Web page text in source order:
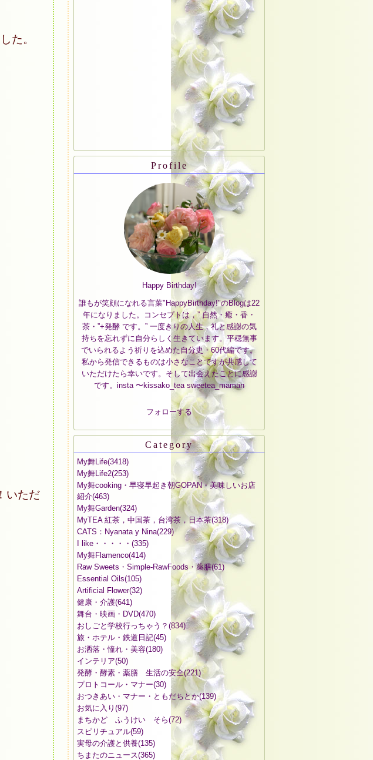
た。
いただ
Profile
Happy Birthday!
誰もが笑顔になれる言葉"HappyBirthday!"のBlogは22
年になりました。コンセプトは，” 自然・癒・香・
茶・”+発酵 です。” 一度きりの人生，礼と感謝の気
持ちを忘れずに自分らしく生きています。平穏無事
でいられるよう祈りを込めた自分史・60代編です。
私から発信できるものは小さなことですが共感して
いただけたら幸いです。そして出会えたことに感謝
です。insta 〜kissako_tea sweetea_maman
フォローする
Category
My舞Life(3418)
My舞Life2(253)
My舞cooking・早寝早起き朝GOPAN・美味しいお店
紹介(463)
My舞Garden(324)
MyTEA 紅茶，中国茶，台湾茶，日本茶(318)
CATS：Nyanata y Nina(229)
I like・・・・・ (335)
My舞Flamenco(414)
Raw Sweets・Simple-RawFoods・薬膳(61)
Essential Oils(105)
Artificial Flower(32)
健康・介護(641)
舞台・映画・DVD(470)
おしごと学校行っちゃう？ (834)
旅・ホテル・鉄道日記(45)
お洒落・憧れ・美容(180)
インテリア(50)
発酵・酵素・薬膳 生活の安全(221)
プロトコール・マナー(30)
おつきあい・マナー・ともだちとか(139)
お気に入り (97)
まちかど ふうけい そら(72)
スピリチュアル(59)
実母の介護と供養(135)
ちまたのニュース(365)